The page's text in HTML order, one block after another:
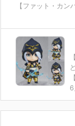
【ファット・カン